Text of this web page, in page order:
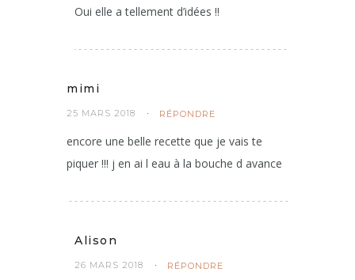
Oui elle a tellement d’idées !!
mimi
25 MARS 2018 RÉPONDRE
encore une belle recette que je vais te
piquer !!! j en ai l eau à la bouche d avance
Alison
26 MARS 2018 RÉPONDRE